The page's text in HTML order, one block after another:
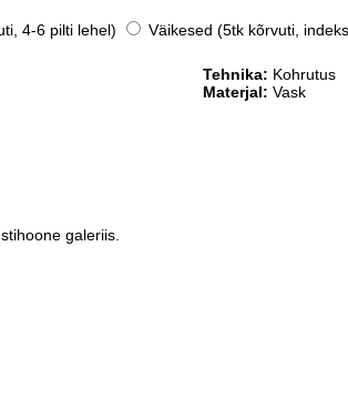
4-6 pilti lehel) Väikesed (5tk kõrvuti,
Tehnika: Kohrutus
Materjal: Vask
galeriis.